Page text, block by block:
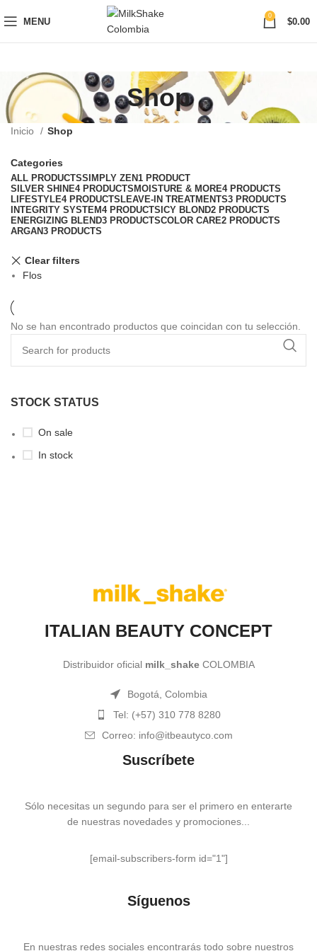
MENU
0
$0.00
Shop
STOCK STATUS
On sale
In stock
Inicio Shop
Categories
ALL PRODUCTSSIMPLY ZEN1 PRODUCT
SILVER SHINE4 PRODUCTS MOISTURE & MORE4 PRODUCTS
LIFESTYLE4 PRODUCTS LEAVE-IN TREATMENTS3 PRODUCTS
INTEGRITY SYSTEM4 PRODUCTS ICY BLOND2 PRODUCTS
ENERGIZING BLEND3 PRODUCTSCOLOR CARE2 PRODUCTS
ARGAN3 PRODUCTS
Clear filters
Flos
No se han encontrado productos que coincidan con tu selección.
ITALIAN BEAUTY CONCEPT
Distribuidor oficial milk_shakeCOLOMBIA
Bogotá, Colombia
Tel: (+57) 310 778 8280
Correo: info@itbeautyco.com
Suscríbete
Sólo necesitas un segundo para ser el primero en enterarte
de nuestras novedades y promociones...
[email-subscribers-form id="1"]
Síguenos
En nuestras redes sociales encontrarás todo sobre nuestros